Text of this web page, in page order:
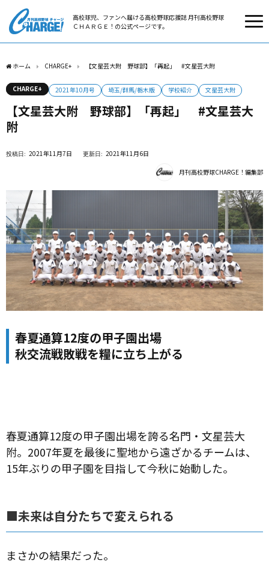
高校球児、ファンへ届ける高校野球応援誌 月刊高校野球
ＣＨＡＲＧＥ！の公式ページです。
ホーム CHARGE+ 【文星芸大附 野球部】「再起」 #文星芸大附
CHARGE+ 2021年10月号 埼玉/群馬/栃木版 学校紹介 文星芸大附
【文星芸大附 野球部】「再起」 #文星芸大
附
2021年11月7日 2021年11月6日
月刊高校野球CHARGE！編集部
春夏通算12度の甲子園出場
秋交流戦敗戦を糧に立ち上がる
春夏通算12度の甲子園出場を誇る名門・文星芸大
附。2007年夏を最後に聖地から遠ざかるチームは、
15年ぶりの甲子園を目指して今秋に始動した。
■未来は自分たちで変えられる
まさかの結果だった。